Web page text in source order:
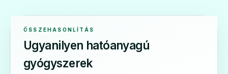
ÖSSZEHASONLÍTÁS
Ugyanilyen hatóanyagú
gyógyszerek